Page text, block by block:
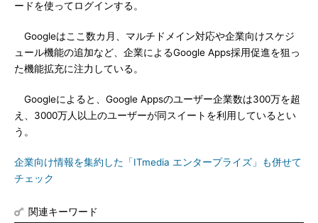
ードを使ってログインする。
Googleはここ数カ月、マルチドメイン対応や企業向けスケジ
ュール機能の追加など、企業によるGoogle Apps採用促進を狙っ
た機能拡充に注力している。
Googleによると、Google Appsのユーザー企業数は300万を超
え、3000万人以上のユーザーが同スイートを利用しているとい
う。
企業向け情報を集約した「ITmedia エンタープライズ」も併せて
チェック
関連キーワード